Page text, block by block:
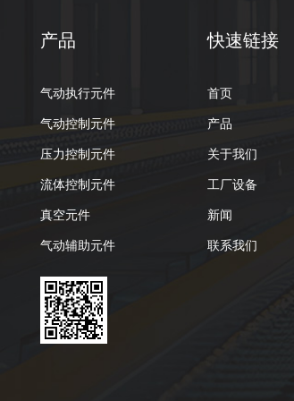
产品
气动执行元件
气动控制元件
压力控制元件
流体控制元件
真空元件
气动辅助元件
快速链接
首页
产品
关于我们
工厂设备
新闻
联系我们